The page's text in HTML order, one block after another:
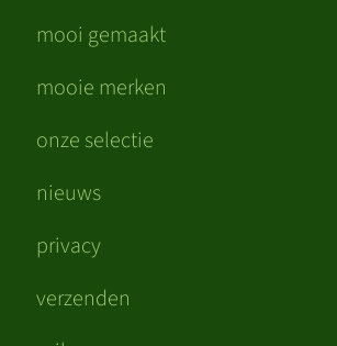
mooi gemaakt
mooie merken
onze selectie
nieuws
privacy
verzenden